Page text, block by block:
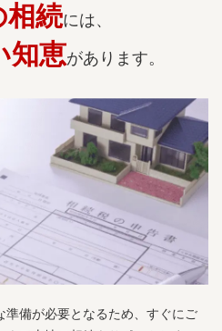
相続には、
知恵があります。
準備が必要となるため、すぐにご